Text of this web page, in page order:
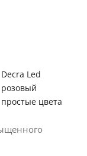
Decra Led
розовый
простые цвета